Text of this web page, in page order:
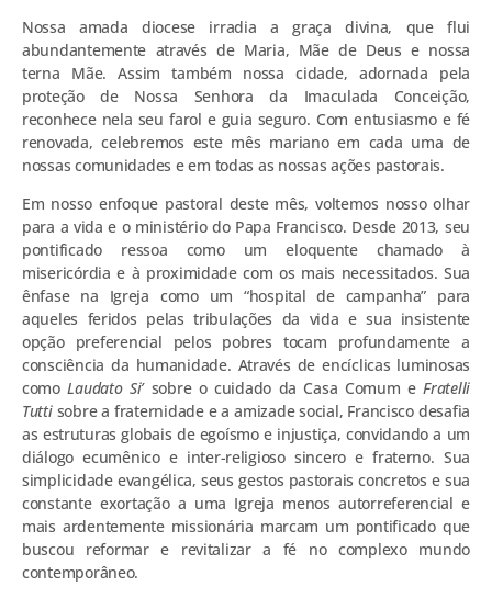
Nossa amada diocese irradia a graça divina, que flui
abundantemente através de Maria, Mãe de Deus e nossa
terna Mãe. Assim também nossa cidade, adornada pela
proteção de Nossa Senhora da Imaculada Conceição,
reconhece nela seu farol e guia seguro. Com entusiasmo e fé
renovada, celebremos este mês mariano em cada uma de
nossas comunidades e em todas as nossas ações pastorais.
Em nosso enfoque pastoral deste mês, voltemos nosso olhar
para a vida e o ministério do Papa Francisco. Desde 2013, seu
pontificado ressoa como um eloquente chamado à
misericórdia e à proximidade com os mais necessitados. Sua
ênfase na Igreja como um “hospital de campanha” para
aqueles feridos pelas tribulações da vida e sua insistente
opção preferencial pelos pobres tocam profundamente a
consciência da humanidade. Através de encíclicas luminosas
comoLaudato Si’sobre o cuidado da Casa Comum eFratelli
Tuttisobre a fraternidade e a amizade social, Francisco desafia
as estruturas globais de egoísmo e injustiça, convidando a um
diálogo ecumênico e inter-religioso sincero e fraterno. Sua
simplicidade evangélica, seus gestos pastorais concretos e sua
constante exortação a uma Igreja menos autorreferencial e
mais ardentemente missionária marcam um pontificado que
buscou reformar e revitalizar a fé no complexo mundo
contemporâneo.